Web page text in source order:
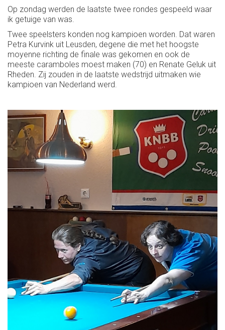
Op zondag werden de laatste twee rondes gespeeld waar
ik getuige van was.
Twee speelsters konden nog kampioen worden. Dat waren
Petra Kurvink uit Leusden, degene die met het hoogste
moyenne richting de finale was gekomen en ook de
meeste caramboles moest maken (70) en Renate Geluk uit
Rheden. Zij zouden in de laatste wedstrijd uitmaken wie
kampioen van Nederland werd.